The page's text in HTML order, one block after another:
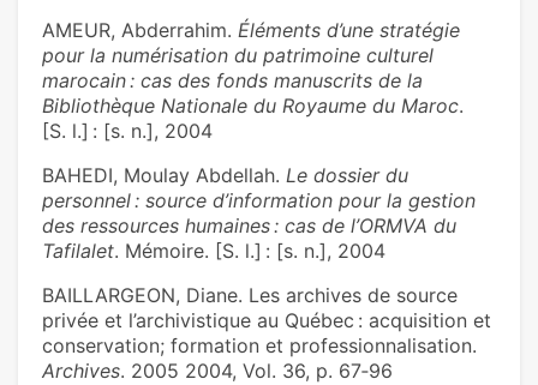
AMEUR, Abderrahim. Éléments d’une stratégie
pour la numérisation du patrimoine culturel
marocain : cas des fonds manuscrits de la
Bibliothèque Nationale du Royaume du Maroc.
[S. l.] : [s. n.], 2004
BAHEDI, Moulay Abdellah. Le dossier du
personnel : source d’information pour la gestion
des ressources humaines : cas de l’ORMVA du
Tafilalet. Mémoire. [S. l.] : [s. n.], 2004
BAILLARGEON, Diane. Les archives de source
privée et l’archivistique au Québec : acquisition et
conservation; formation et professionnalisation.
Archives. 2005 2004, Vol. 36, p. 67‑96